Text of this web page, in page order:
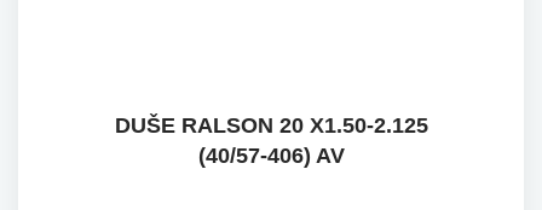
DUŠE RALSON 20 X1.50-2.125
(40/57-406) AV